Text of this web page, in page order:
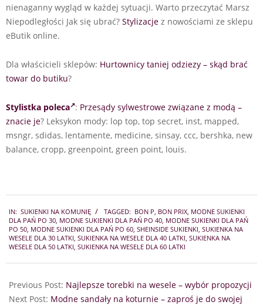
nienaganny wygląd w każdej sytuacji. Warto przeczytać Marsz
Niepodległości Jak się ubrać? Stylizacje z nowościami ze sklepu
eButik online.
Dla właścicieli sklepów: Hurtownicy taniej odziezy – skąd brać
towar do butiku?
Stylistka poleca : Przesądy sylwestrowe związane z modą –
znacie je? Leksykon mody: lop top, top secret, inst, mapped,
msngr, sdidas, lentamente, medicine, sinsay, ccc, bershka, new
balance, cropp, greenpoint, green point, louis.
08-
13
IN: SUKIENKI NA KOMUNIĘ TAGGED: BON P BON PRIX MODNE SUKIENKI
DLA PAŃ PO 30 MODNE SUKIENKI DLA PAŃ PO 40 MODNE SUKIENKI DLA PAŃ
PO 50 MODNE SUKIENKI DLA PAŃ PO 60 SHEINSIDE SUKIENKI SUKIENKA NA
WESELE DLA 30 LATKI SUKIENKA NA WESELE DLA 40 LATKI SUKIENKA NA
WESELE DLA 50 LATKI SUKIENKA NA WESELE DLA 60 LATKI
Previous Post: Najlepsze torebki na wesele – wybór propozycji
Next Post: Modne sandały na koturnie – zaproś je do swojej